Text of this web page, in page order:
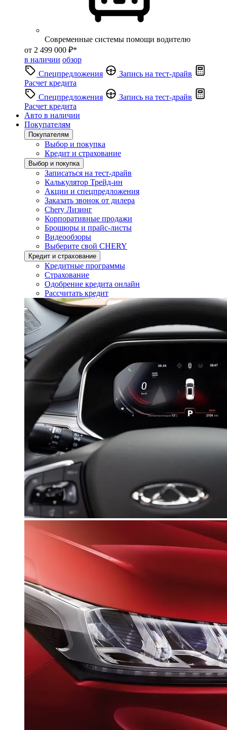
Современные системы помощи водителю
от 2 499 000 ₽*
в наличии обзор
Спецпредложения
Запись на тест-драйв
Расчет кредита
Спецпредложения
Запись на тест-драйв
Расчет кредита
Авто в наличии
Покупателям
Покупателям
Выбор и покупка
Кредит и страхование
Выбор и покупка
Записаться на тест-драйв
Калькулятор Трейд-ин
Акции и спецпредложения
Заказать звонок от дилера
Chery Лизинг
Корпоративные продажи
Брошюры и прайс-листы
Видеообзоры
Выберите свой CHERY
Кредит и страхование
Кредитные программы
Страхование
Одобрение кредита онлайн
Рассчитать кредит